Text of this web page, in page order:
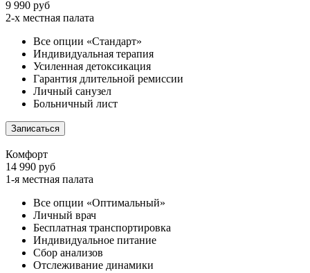
9 990 руб
2-х местная палата
Все опции «Стандарт»
Индивидуальная терапия
Усиленная детоксикация
Гарантия длительной ремиссии
Личный санузел
Больничный лист
Записаться
Комфорт
14 990 руб
1-я местная палата
Все опции «Оптимальный»
Личный врач
Бесплатная транспортировка
Индивидуальное питание
Сбор анализов
Отслеживание динамики